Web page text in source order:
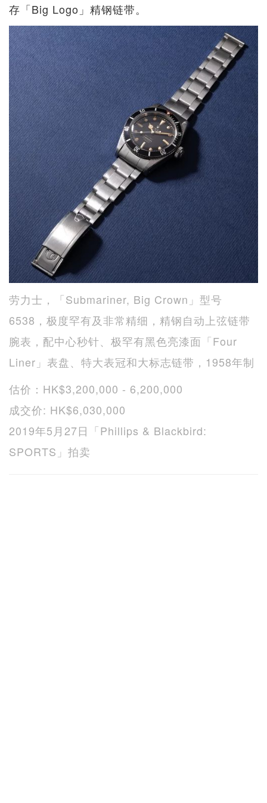
存「Big Logo」精钢链带。
劳力士，「Submariner, Big Crown」型号
6538，极度罕有及非常精细，精钢自动上弦链带
腕表，配中心秒针、极罕有黑色亮漆面「Four
Liner」表盘、特大表冠和大标志链带，1958年制
估价：HK$3,200,000 - 6,200,000
成交价: HK$6,030,000
2019年5月27日「Phillips & Blackbird:
SPORTS」拍卖